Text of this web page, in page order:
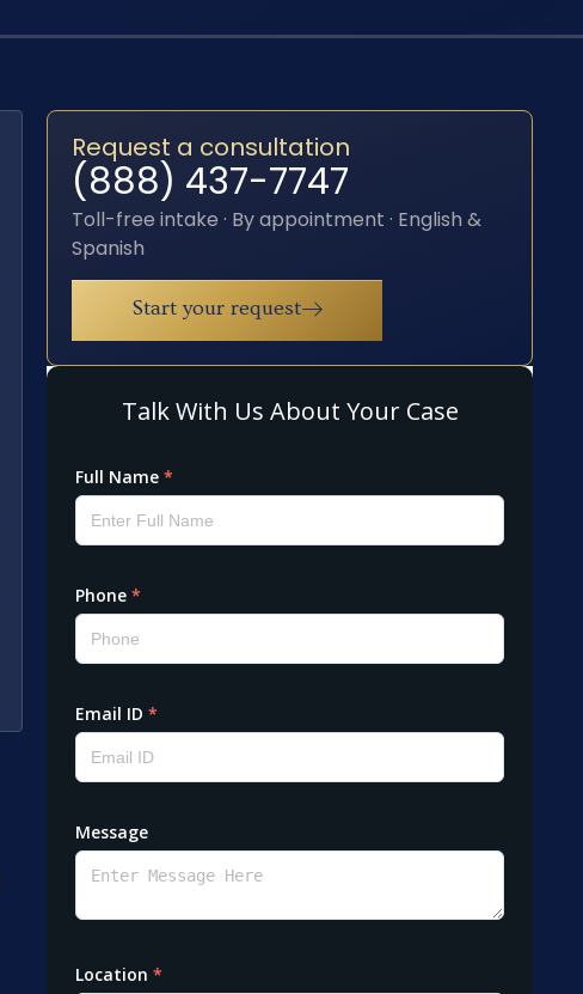
Request a consultation
(888) 437-7747
Toll-free intake · By appointment · English &
Spanish
Start your request